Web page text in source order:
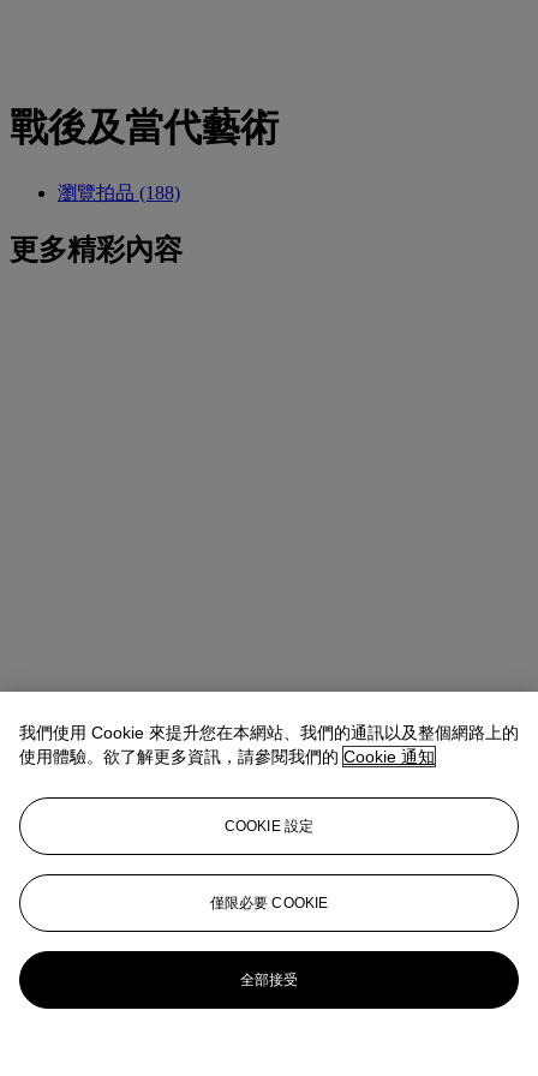
戰後及當代藝術
瀏覽拍品 (188)
更多精彩內容
我們使用 Cookie 來提升您在本網站、我們的通訊以及整個網路上的
使用體驗。欲了解更多資訊，請參閱我們的 Cookie 通知
COOKIE 設定
僅限必要 COOKIE
全部接受